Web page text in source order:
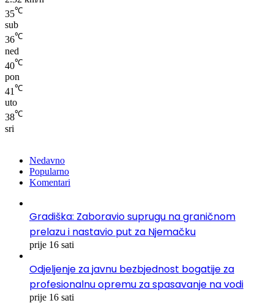
35℃
sub
36℃
ned
40℃
pon
41 ℃
uto
38℃
sri
Nedavno
Popularno
Komentari
Gradiška: Zaboravio suprugu na graničnom
prelazu i nastavio put za Njemačku
prije 16 sati
Odjeljenje za javnu bezbjednost bogatije za
profesionalnu opremu za spasavanje na vodi
prije 16 sati